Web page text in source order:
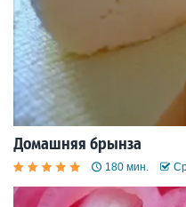
Домашняя брынза
180 мин.